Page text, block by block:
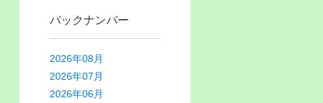
バックナンバー
2026年08月
2026年07月
2026年06月